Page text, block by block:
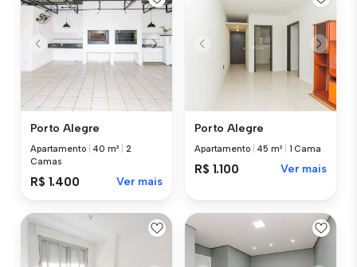
Porto Alegre
Apartamento 40 m²
2
Camas
R$ 1.400 Ver mais
Porto Alegre
Apartamento 45 m² 1 Cama
R$ 1.100 Ver mais